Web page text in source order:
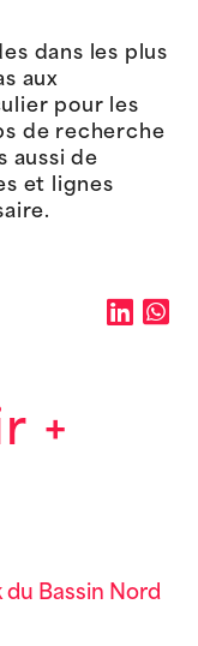
dans les plus
aux
pour les
de recherche
aussi de
et lignes
+
Bassin Nord